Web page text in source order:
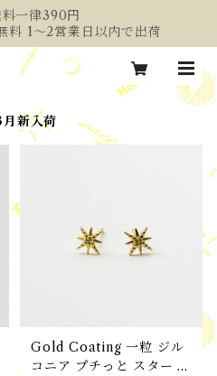
一律390円
料 1～2営業日以内で出荷
新入荷
Gold Coating 一粒 ジル
コニア プチっと スター ス